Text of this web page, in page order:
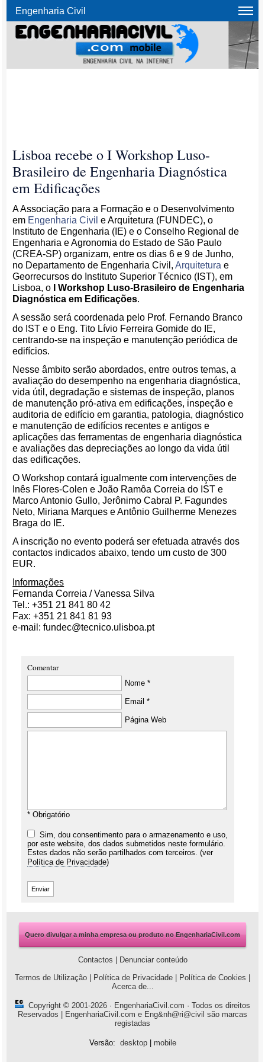
Engenharia Civil
Lisboa recebe o I Workshop Luso-
Brasileiro de Engenharia Diagnóstica
em Edificações
A Associação para a Formação e o Desenvolvimento
em Engenharia Civil e Arquitetura (FUNDEC), o
Instituto de Engenharia (IE) e o Conselho Regional de
Engenharia e Agronomia do Estado de São Paulo
(CREA-SP) organizam, entre os dias 6 e 9 de Junho,
no Departamento de Engenharia Civil,Arquitetura e
Georrecursos do Instituto Superior Técnico (IST), em
Lisboa, o
I Workshop Luso-Brasileiro de Engenharia
Diagnóstica em Edificações.
A sessão será coordenada pelo Prof. Fernando Branco
do IST e o Eng. Tito Lívio Ferreira Gomide do IE,
centrando-se na inspeção e manutenção periódica de
edifícios.
Nesse âmbito serão abordados, entre outros temas, a
avaliação do desempenho na engenharia diagnóstica,
vida útil, degradação e sistemas de inspeção, planos
de manutenção pró-ativa em edificações, inspeção e
auditoria de edifício em garantia, patologia, diagnóstico
e manutenção de edifícios recentes e antigos e
aplicações das ferramentas de engenharia diagnóstica
e avaliações das depreciações ao longo da vida útil
das edificações.
O Workshop contará igualmente com intervenções de
Inês Flores-Colen e João Ramôa Correia do IST e
Marco Antonio Gullo, Jerônimo Cabral P. Fagundes
Neto, Miriana Marques e Antônio Guilherme Menezes
Braga do IE.
A inscrição no evento poderá ser efetuada através dos
contactos indicados abaixo, tendo um custo de 300
EUR.
Informações
Fernanda Correia / Vanessa Silva
Tel.: +351 21 841 80 42
Fax: +351 21 841 81 93
e-mail: fundec@tecnico.ulisboa.pt
Comentar
Nome *
Email *
Página Web
* Obrigatório
Sim, dou consentimento para o armazenamento e uso,
por este website, dos dados submetidos neste formulário.
Estes dados não serão partilhados com terceiros. (ver
Política de Privacidade)
Quero divulgar a minha empresa ou produto no EngenhariaCivil.com
Contactos
Denunciar conteúdo
Termos de Utilização
Política de Privacidade Política de Cookies
Acerca de...
Copyright © 2001-2026 · EngenhariaCivil.com · Todos os direitos
Reservados | EngenhariaCivil.com e Eng&nh@ri@civil são marcas
registadas
Versão: desktop| mobile